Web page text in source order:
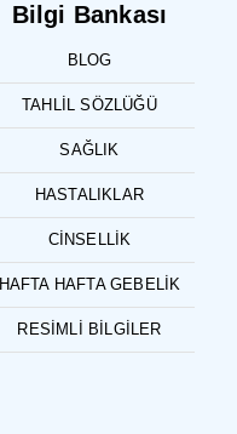
Bilgi Bankası
BLOG
TAHLIL SÖZLÜĞÜ
SAĞLIK
HASTALIKLAR
CINSELLIK
HAFTA HAFTA GEBELIK
RESIMLI BILGILER